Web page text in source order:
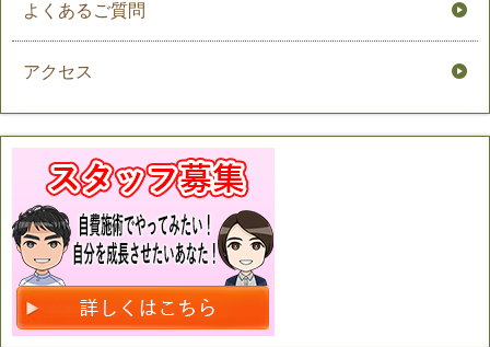
よくあるご質問
アクセス